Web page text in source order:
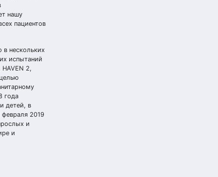
нашу
пациентов
нескольких
испытаний
2,
года
детей, в
2019
и
и